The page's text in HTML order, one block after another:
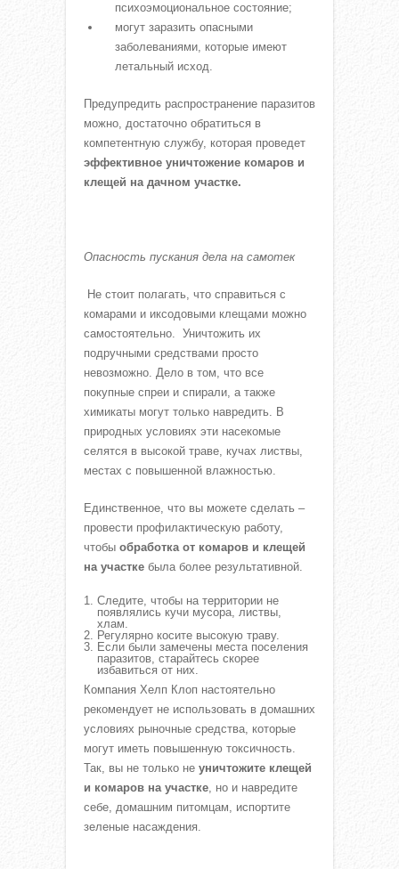
психоэмоциональное состояние;
могут заразить опасными
заболеваниями, которые имеют
летальный исход.
Предупредить распространение паразитов
можно, достаточно обратиться в
компетентную службу, которая проведет
эффективное уничтожение комаров и
клещей на дачном участке.
Опасность пускания дела на самотек
Не стоит полагать, что справиться с
комарами и иксодовыми клещами можно
самостоятельно. Уничтожить их
подручными средствами просто
невозможно. Дело в том, что все
покупные спреи и спирали, а также
химикаты могут только навредить. В
природных условиях эти насекомые
селятся в высокой траве, кучах листвы,
местах с повышенной влажностью.
Единственное, что вы можете сделать –
провести профилактическую работу,
чтобы обработка от комаров и клещей
на участке была более результативной.
Следите, чтобы на территории не
появлялись кучи мусора, листвы,
хлам.
Регулярно косите высокую траву.
Если были замечены места поселения
паразитов, старайтесь скорее
избавиться от них.
Компания Хелп Клоп настоятельно
рекомендует не использовать в домашних
условиях рыночные средства, которые
могут иметь повышенную токсичность.
Так, вы не только не уничтожите клещей
и комаров на участке, но и навредите
себе, домашним питомцам, испортите
зеленые насаждения.